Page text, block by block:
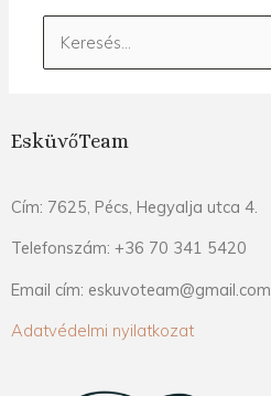
Keresés:
EsküvőTeam
Cím: 7625, Pécs, Hegyalja utca 4.
Telefonszám: +36 70 341 5420
Email cím: eskuvoteam@gmail.com
Adatvédelmi nyilatkozat